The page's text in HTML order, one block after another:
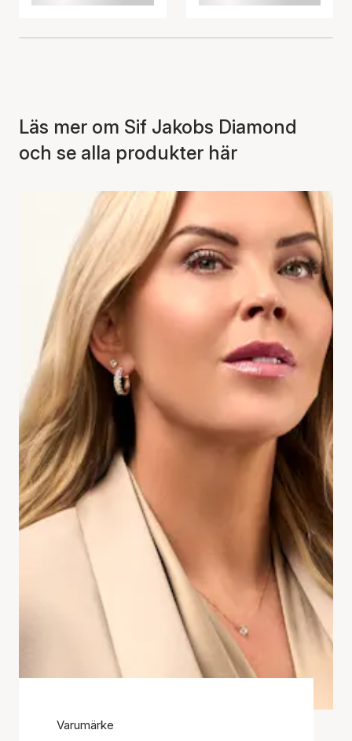
Läs mer om Sif Jakobs Diamond
och se alla produkter här
Varumärke